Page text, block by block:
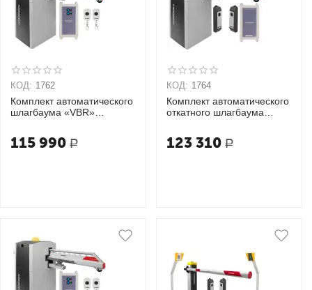
КОД: 1762
Комплект автоматического
шлагбаума «VBR»
115 990 Р
КОД: 1764
Комплект автоматического
откатного шлагбаума
123 310 Р